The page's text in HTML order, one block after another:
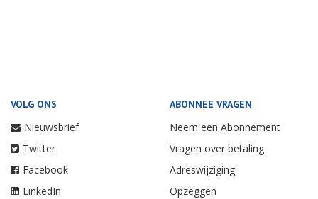
VOLG ONS
Nieuwsbrief
Twitter
Facebook
LinkedIn
ABONNEE VRAGEN
Neem een Abonnement
Vragen over betaling
Adreswijziging
Opzeggen